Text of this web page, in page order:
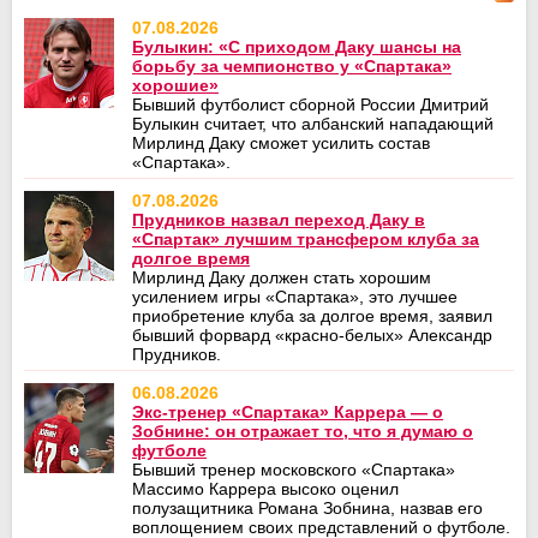
07.08.2026
Булыкин: «С приходом Даку шансы на
борьбу за чемпионство у «Спартака»
хорошие»
Бывший футболист сборной России Дмитрий
Булыкин считает, что албанский нападающий
Мирлинд Даку сможет усилить состав
«Спартака».
07.08.2026
Прудников назвал переход Даку в
«Спартак» лучшим трансфером клуба за
долгое время
Мирлинд Даку должен стать хорошим
усилением игры «Спартака», это лучшее
приобретение клуба за долгое время, заявил
бывший форвард «красно‑белых» Александр
Прудников.
06.08.2026
Экс-тренер «Спартака» Каррера — о
Зобнине: он отражает то, что я думаю о
футболе
Бывший тренер московского «Спартака»
Массимо Каррера высоко оценил
полузащитника Романа Зобнина, назвав его
воплощением своих представлений о футболе.